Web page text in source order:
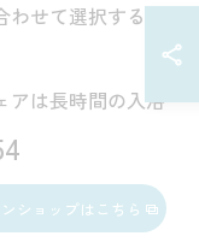
せて選択するこ
アは長時間の入浴
るタイプは浴室
リスクを大幅に軽
ショップはこちら